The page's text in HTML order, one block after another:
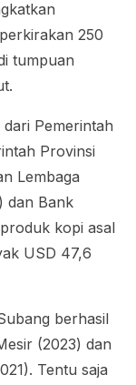
250
tumpuan
Pemerintah
Provinsi
Lembaga
dan Bank
kopi asal
USD 47,6
berhasil
(2023) dan
Tentu saja